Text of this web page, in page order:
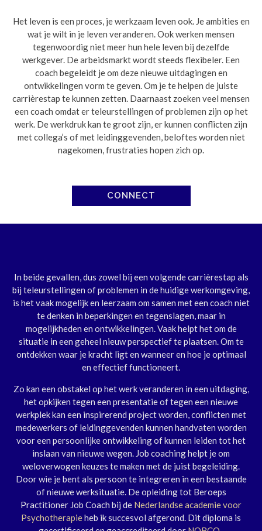
Het leven is een proces, je werkzaam leven ook. Je ambities en
wat je wilt in je leven veranderen. Ook werken mensen
tegenwoordig niet meer hun hele leven bij dezelfde
werkgever. De arbeidsmarkt wordt steeds flexibeler. Een
coach begeleidt je om deze nieuwe uitdagingen en
ontwikkelingen vorm te geven. Om je te helpen de juiste
carrièrestap te kunnen zetten. Daarnaast zoeken veel mensen
een coach omdat er teleurstellingen of problemen zijn op het
werk. De werkdruk kan te groot zijn, er kunnen conflicten zijn
met collega’s of met leidinggevenden, beloftes worden niet
nagekomen, frustraties hopen zich op.
CONNECT
In beide gevallen, dus zowel bij een volgende carrièrestap als
bij teleurstellingen of problemen in de huidige werkomgeving,
is het vaak mogelijk en leerzaam om samen met een coach niet
te denken in beperkingen en tegenslagen, maar in
mogelijkheden en ontwikkelingen. Vaak helpt het om de
situatie in een geheel nieuw perspectief te plaatsen. Om te
ontdekken waar je kracht ligt en wanneer en hoe je optimaal
en effectief functioneert.
Zo kan een obstakel op het werk veranderen in een uitdaging,
het opkijken tegen een presentatie of tegen een nieuwe
werkplek kan een inspirerend project worden, conflicten met
medewerkers of leidinggevenden kunnen handvaten worden
voor een persoonlijke ontwikkeling of kunnen leiden tot het
inslaan van nieuwe wegen. Job coaching helpt je om
weloverwogen keuzes te maken met de juist begeleiding.
Door wie je bent als persoon te integreren in een bestaande
of nieuwe werksituatie. De opleiding tot Beroeps
Practitioner Job Coach bij de Nederlandse academie voor
Psychotherapieheb ik succesvol afgerond. Dit diploma is